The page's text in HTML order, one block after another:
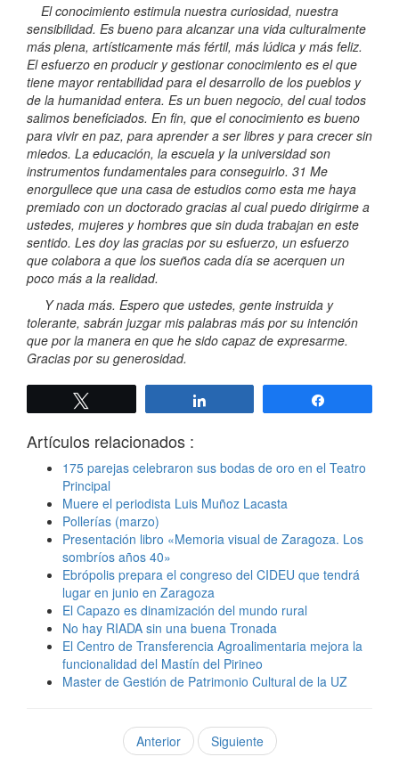
El conocimiento estimula nuestra curiosidad, nuestra
sensibilidad. Es bueno para alcanzar una vida culturalmente
más plena, artísticamente más fértil, más lúdica y más feliz.
El esfuerzo en producir y gestionar conocimiento es el que
tiene mayor rentabilidad para el desarrollo de los pueblos y
de la humanidad entera. Es un buen negocio, del cual todos
salimos beneficiados. En fin, que el conocimiento es bueno
para vivir en paz, para aprender a ser libres y para crecer sin
miedos. La educación, la escuela y la universidad son
instrumentos fundamentales para conseguirlo. 31 Me
enorgullece que una casa de estudios como esta me haya
premiado con un doctorado gracias al cual puedo dirigirme a
ustedes, mujeres y hombres que sin duda trabajan en este
sentido. Les doy las gracias por su esfuerzo, un esfuerzo
que colabora a que los sueños cada día se acerquen un
poco más a la realidad.
Y nada más. Espero que ustedes, gente instruida y
tolerante, sabrán juzgar mis palabras más por su intención
que por la manera en que he sido capaz de expresarme.
Gracias por su generosidad.
Artículos relacionados :
175 parejas celebraron sus bodas de oro en el Teatro
Principal
Muere el periodista Luis Muñoz Lacasta
Pollerías (marzo)
Presentación libro «Memoria visual de Zaragoza. Los
sombríos años 40»
Ebrópolis prepara el congreso del CIDEU que tendrá
lugar en junio en Zaragoza
El Capazo es dinamización del mundo rural
No hay RIADA sin una buena Tronada
El Centro de Transferencia Agroalimentaria mejora la
funcionalidad del Mastín del Pirineo
Master de Gestión de Patrimonio Cultural de la UZ
Anterior Siguiente